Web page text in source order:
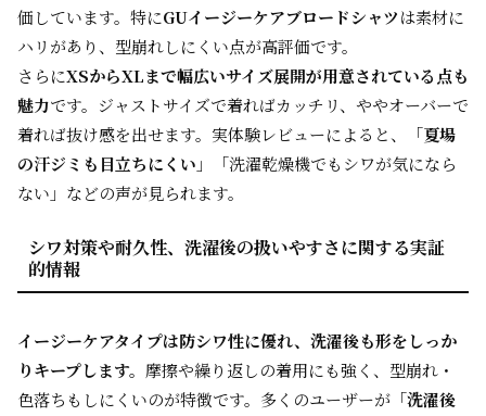
価しています。特にGUイージーケアブロードシャツは素材に
ハリがあり、型崩れしにくい点が高評価です。
さらにXSからXLまで幅広いサイズ展開が用意されている点も
魅力です。ジャストサイズで着ればカッチリ、ややオーバーで
着れば抜け感を出せます。実体験レビューによると、「夏場
の汗ジミも目立ちにくい 」「洗濯乾燥機でもシワが気になら
ない」などの声が見られます。
シワ対策や耐久性、洗濯後の扱いやすさに関する実証
的情報
イージーケアタイプは防シワ性に優れ、洗濯後も形をしっか
りキープします。 摩擦や繰り返しの着用にも強く、型崩れ・
色落ちもしにくいのが特徴です。多くのユーザーが「洗濯後